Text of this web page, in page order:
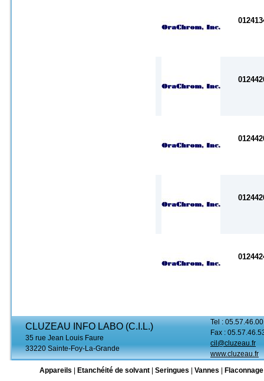
CLUZEAU INFO LABO (C.I.L.)
35 rue Jean Louis Faure
33220 Sainte-Foy-La-Grande
Tel :
Fax :
cil@cluzeau.fr
www.cluzeau.fr
Appareils
Etanchéité de solvant Seringues Vannes Flaconnage